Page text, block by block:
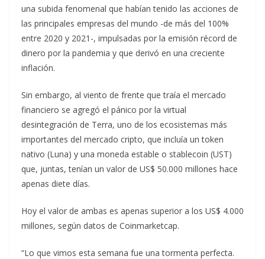
una subida fenomenal que habían tenido las acciones de
las principales empresas del mundo -de más del 100%
entre 2020 y 2021-, impulsadas por la emisión récord de
dinero por la pandemia y que derivó en una creciente
inflación.
Sin embargo, al viento de frente que traía el mercado
financiero se agregó el pánico por la virtual
desintegración de Terra, uno de los ecosistemas más
importantes del mercado cripto, que incluía un token
nativo (Luna) y una moneda estable o stablecoin (UST)
que, juntas, tenían un valor de US$ 50.000 millones hace
apenas diete días.
Hoy el valor de ambas es apenas superior a los US$ 4.000
millones, según datos de Coinmarketcap.
“Lo que vimos esta semana fue una tormenta perfecta.